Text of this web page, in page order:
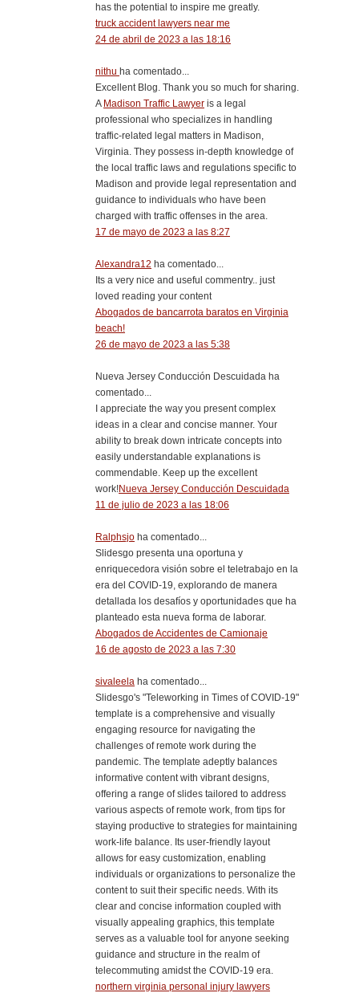
has the potential to inspire me greatly.
truck accident lawyers near me
24 de abril de 2023 a las 18:16
nithu ha comentado...
Excellent Blog. Thank you so much for sharing.
A Madison Traffic Lawyer is a legal
professional who specializes in handling
traffic-related legal matters in Madison,
Virginia. They possess in-depth knowledge of
the local traffic laws and regulations specific to
Madison and provide legal representation and
guidance to individuals who have been
charged with traffic offenses in the area.
17 de mayo de 2023 a las 8:27
Alexandra12 ha comentado...
Its a very nice and useful commentry.. just
loved reading your content
Abogados de bancarrota baratos en Virginia
beach!
26 de mayo de 2023 a las 5:38
Nueva Jersey Conducción Descuidada ha
comentado...
I appreciate the way you present complex
ideas in a clear and concise manner. Your
ability to break down intricate concepts into
easily understandable explanations is
commendable. Keep up the excellent
work!Nueva Jersey Conducción Descuidada
11 de julio de 2023 a las 18:06
Ralphsjo ha comentado...
Slidesgo presenta una oportuna y
enriquecedora visión sobre el teletrabajo en la
era del COVID-19, explorando de manera
detallada los desafíos y oportunidades que ha
planteado esta nueva forma de laborar.
Abogados de Accidentes de Camionaje
16 de agosto de 2023 a las 7:30
sivaleela ha comentado...
Slidesgo's "Teleworking in Times of COVID-19"
template is a comprehensive and visually
engaging resource for navigating the
challenges of remote work during the
pandemic. The template adeptly balances
informative content with vibrant designs,
offering a range of slides tailored to address
various aspects of remote work, from tips for
staying productive to strategies for maintaining
work-life balance. Its user-friendly layout
allows for easy customization, enabling
individuals or organizations to personalize the
content to suit their specific needs. With its
clear and concise information coupled with
visually appealing graphics, this template
serves as a valuable tool for anyone seeking
guidance and structure in the realm of
telecommuting amidst the COVID-19 era.
northern virginia personal injury lawyers